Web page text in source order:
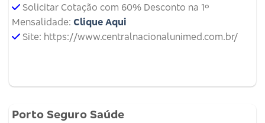
Solicitar Cotação com 60% Desconto na 1º
Mensalidade: Clique Aqui
Site: https://www.centralnacionalunimed.com.br/
Porto Seguro Saúde